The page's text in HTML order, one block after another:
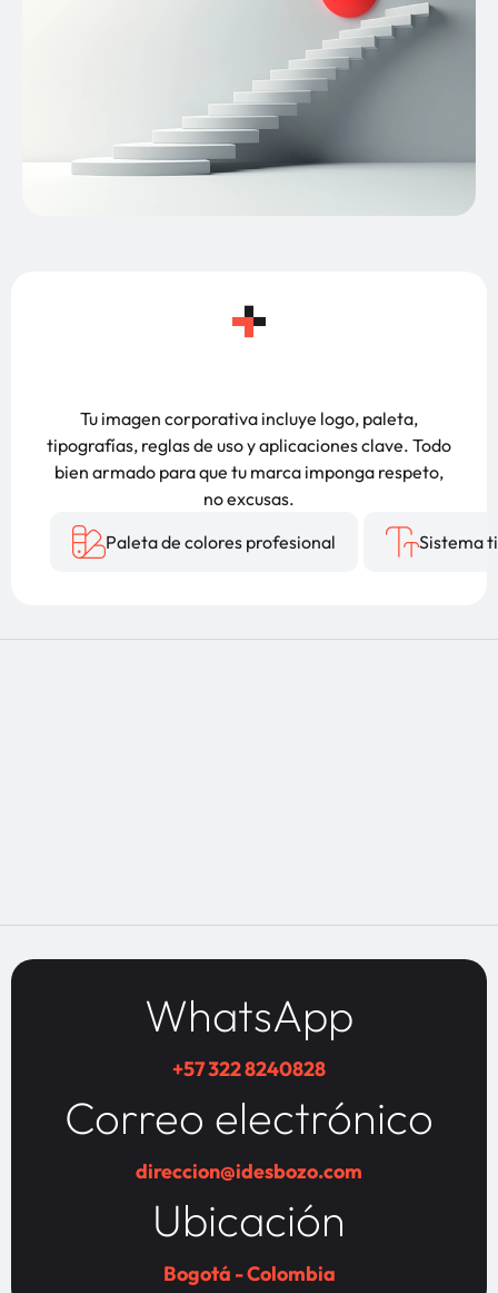
Tu imagen corporativa incluye logo, paleta,
tipografías, reglas de uso y aplicaciones clave. Todo
bien armado para que tu marca imponga respeto,
no excusas.
Paleta de colores profesional
Sistema
WhatsApp
+57 322 8240828
Correo electrónico
direccion@idesbozo.com
Ubicación
Bogotá - Colombia